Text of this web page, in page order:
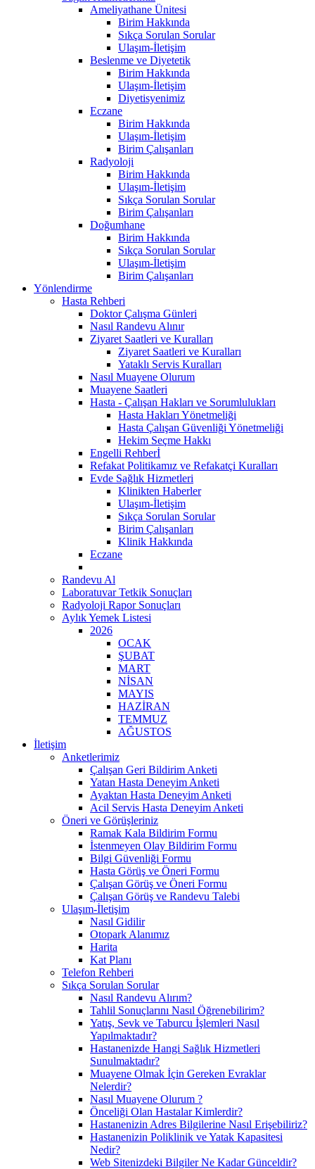
Ameliyathane Ünitesi
Birim Hakkında
Sıkça Sorulan Sorular
Ulaşım-İletişim
Beslenme ve Diyetetik
Birim Hakkında
Ulaşım-İletişim
Diyetisyenimiz
Eczane
Birim Hakkında
Ulaşım-İletişim
Birim Çalışanları
Radyoloji
Birim Hakkında
Ulaşım-İletişim
Sıkça Sorulan Sorular
Birim Çalışanları
Doğumhane
Birim Hakkında
Sıkça Sorulan Sorular
Ulaşım-İletişim
Birim Çalışanları
Yönlendirme
Hasta Rehberi
Doktor Çalışma Günleri
Nasıl Randevu Alınır
Ziyaret Saatleri ve Kuralları
Ziyaret Saatleri ve Kuralları
Yataklı Servis Kuralları
Nasıl Muayene Olurum
Muayene Saatleri
Hasta - Çalışan Hakları ve Sorumlulukları
Hasta Hakları Yönetmeliği
Hasta Çalışan Güvenliği Yönetmeliği
Hekim Seçme Hakkı
Engelli Rehberİ
Refakat Politikamız ve Refakatçi Kuralları
Evde Sağlık Hizmetleri
Klinikten Haberler
Ulaşım-İletişim
Sıkça Sorulan Sorular
Birim Çalışanları
Klinik Hakkında
Eczane
Randevu Al
Laboratuvar Tetkik Sonuçları
Radyoloji Rapor Sonuçları
Aylık Yemek Listesi
2026
OCAK
ŞUBAT
MART
NİSAN
MAYIS
HAZİRAN
TEMMUZ
AĞUSTOS
İletişim
Anketlerimiz
Çalışan Geri Bildirim Anketi
Yatan Hasta Deneyim Anketi
Ayaktan Hasta Deneyim Anketi
Acil Servis Hasta Deneyim Anketi
Öneri ve Görüşleriniz
Ramak Kala Bildirim Formu
İstenmeyen Olay Bildirim Formu
Bilgi Güvenliği Formu
Hasta Görüş ve Öneri Formu
Çalışan Görüş ve Öneri Formu
Çalışan Görüş ve Randevu Talebi
Ulaşım-İletişim
Nasıl Gidilir
Otopark Alanımız
Harita
Kat Planı
Telefon Rehberi
Sıkça Sorulan Sorular
Nasıl Randevu Alırım?
Tahlil Sonuçlarını Nasıl Öğrenebilirim?
Yatış, Sevk ve Taburcu İşlemleri Nasıl
Yapılmaktadır?
Hastanenizde Hangi Sağlık Hizmetleri
Sunulmaktadır?
Muayene Olmak İçin Gereken Evraklar
Nelerdir?
Nasıl Muayene Olurum ?
Önceliği Olan Hastalar Kimlerdir?
Hastanenizin Adres Bilgilerine Nasıl Erişebiliriz?
Hastanenizin Poliklinik ve Yatak Kapasitesi
Nedir?
Web Sitenizdeki Bilgiler Ne Kadar Günceldir?